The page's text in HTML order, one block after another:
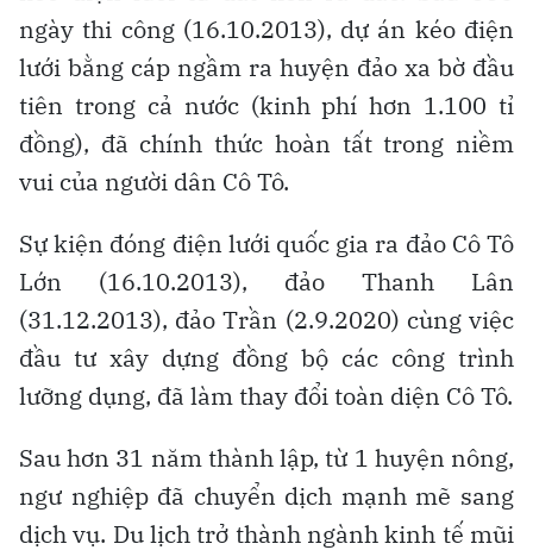
Ngày 9.5.1961, Chủ tịch Hồ Chí Minh đã đến
thăm Cô Tô, sau đó đây là nơi đầu tiên được
dựng tượng Hồ Chủ tịch khi Người còn sống.
Ngày 23.3.1994, Chính phủ tách 2 xã Thanh
24.12.1994 trên đảo Cô Tô Lớn, lễ đón nhận
nghị định được cử hành trọng thể và huyện
đảo Cô Tô chính thức ra đời.
3 tàu gỗ có sức chở lớn, rút ngắn thời gian di
chuyển từ đất liền ra đảo còn 4 giờ. Đến